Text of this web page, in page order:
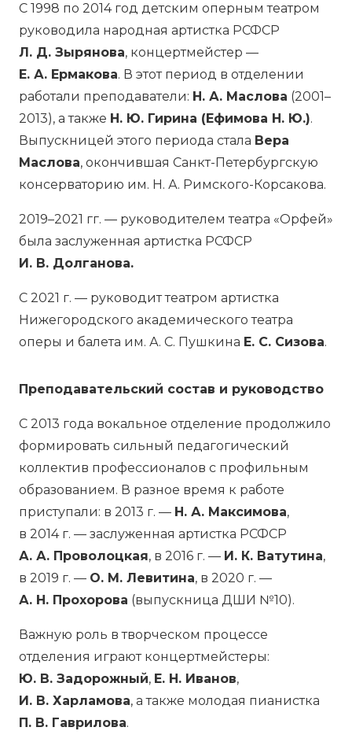
С 1998 по 2014 год детским оперным театром
руководила народная артистка РСФСР
Л. Д. Зырянова, концертмейстер —
Е. А. Ермакова. В этот период в отделении
работали преподаватели: Н. А. Маслова (2001–
2013), а также Н. Ю. Гирина (Ефимова Н. Ю.).
Выпускницей этого периода стала Вера
Маслова, окончившая Санкт-Петербургскую
консерваторию им. Н. А. Римского-Корсакова.
2019–2021 гг. — руководителем театра «Орфей»
была заслуженная артистка РСФСР
И. В. Долганова.
С 2021 г. — руководит театром артистка
Нижегородского академического театра
оперы и балета им. А. С. Пушкина Е. С. Сизова.
Преподавательский состав и руководство
С 2013 года вокальное отделение продолжило
формировать сильный педагогический
коллектив профессионалов с профильным
образованием. В разное время к работе
приступали: в 2013 г. — Н. А. Максимова,
в 2014 г. — заслуженная артистка РСФСР
А. А. Проволоцкая, в 2016 г. — И. К. Ватутина,
в 2019 г. — О. М. Левитина, в 2020 г. —
А. Н. Прохорова (выпускница ДШИ №10).
Важную роль в творческом процессе
отделения играют концертмейстеры:
Ю. В. Задорожный, Е. Н. Иванов,
И. В. Харламова, а также молодая пианистка
П. В. Гаврилова.